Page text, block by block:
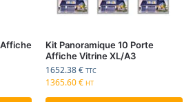
Affiche
Kit Panoramique 10 Porte
Affiche Vitrine XL/A3
1652.38€ TTC
1365.60€ HT